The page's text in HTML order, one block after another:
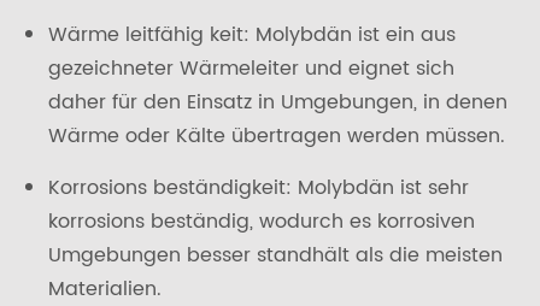
Wärme leitfähig keit: Molybdän ist ein aus
gezeichneter Wärmeleiter und eignet sich
daher für den Einsatz in Umgebungen, in denen
Wärme oder Kälte übertragen werden müssen.
Korrosions beständigkeit: Molybdän ist sehr
korrosions beständig, wodurch es korrosiven
Umgebungen besser standhält als die meisten
Materialien.